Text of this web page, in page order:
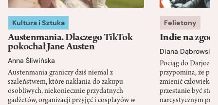
Kultura i Sztuka
Austenmania. Dlaczego TikTok
pokochał Jane Austen
Anna Śliwińska
Austenmania graniczy dziś niemal z
szaleństwem, które nakłania do zakupu
osobliwych, niekoniecznie przydatnych
gadżetów, organizacji przyjęć i cosplayów w
Felietony
Indie na
Diana Dąbrowska
Pociąg do
przypomina, że
zmienić człowieka
przestanie być
narcystycznym